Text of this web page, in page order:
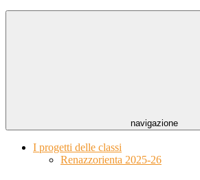
navigazione
I progetti delle classi
Renazzorienta 2025-26